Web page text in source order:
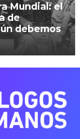
Mundial: el
de
debemos